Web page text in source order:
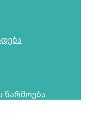
წარმოება